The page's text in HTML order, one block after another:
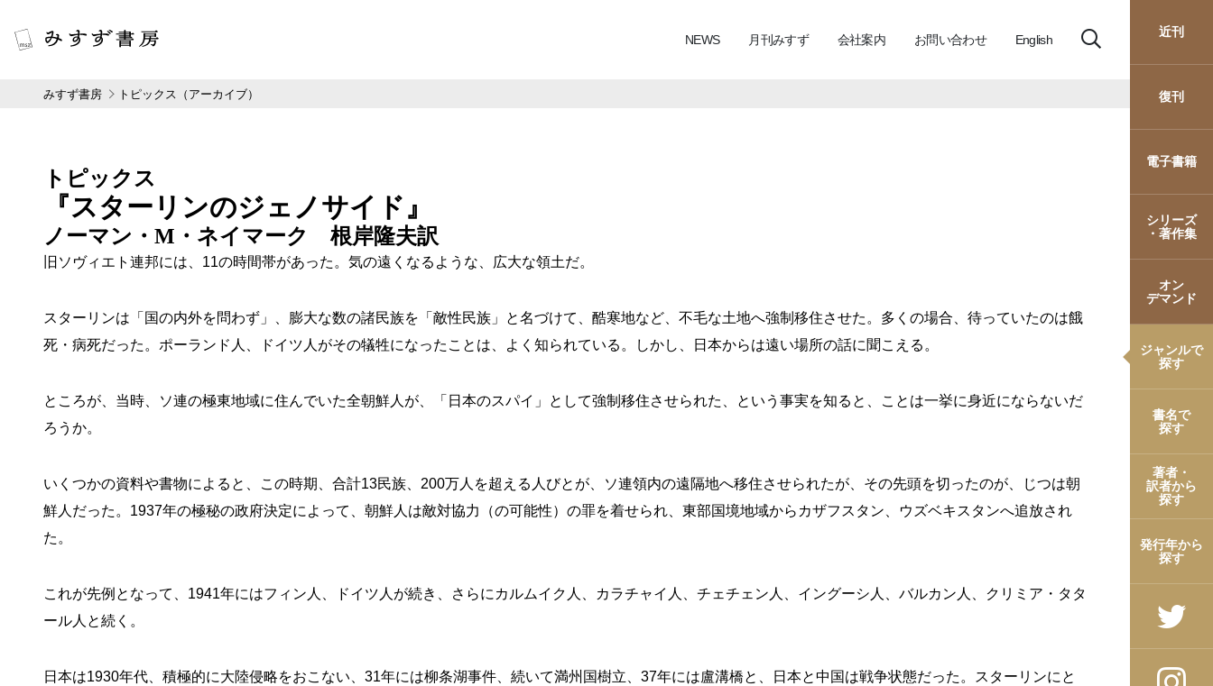
NEWS 月刊みすず 会社案内 お問い合わせ English
近刊
復刊
電子書籍
シリーズ
・著作集
オン
デマンド
ジャンルで
探す
書名で
探す
著者・
訳者から
探す
発行年から
探す
みすず書房 トピックス（アーカイブ）
トピックス
『スターリンのジェノサイド』
ノーマン・M・ネイマーク 根岸隆夫訳
旧ソヴィエト連邦には、11の時間帯があった。気の遠くなるような、広大な領土だ。
スターリンは「国の内外を問わず」、膨大な数の諸民族を「敵性民族」と名づけて、酷寒地など、不毛な土地へ強制移住させた。多くの場合、待っていたのは餓
死・病死だった。ポーランド人、ドイツ人がその犠牲になったことは、よく知られている。しかし、日本からは遠い場所の話に聞こえる。
ところが、当時、ソ連の極東地域に住んでいた全朝鮮人が、「日本のスパイ」として強制移住させられた、という事実を知ると、ことは一挙に身近にならないだ
ろうか。
いくつかの資料や書物によると、この時期、合計13民族、200万人を超える人びとが、ソ連領内の遠隔地へ移住させられたが、その先頭を切ったのが、じつは朝
鮮人だった。1937年の極秘の政府決定によって、朝鮮人は敵対協力（の可能性）の罪を着せられ、東部国境地域からカザフスタン、ウズベキスタンへ追放され
た。
これが先例となって、1941年にはフィン人、ドイツ人が続き、さらにカルムイク人、カラチャイ人、チェチェン人、イングーシ人、バルカン人、クリミア・タタ
ール人と続く。
日本は1930年代、積極的に大陸侵略をおこない、31年には柳条湖事件、続いて満州国樹立、37年には盧溝橋と、日本と中国は戦争状態だった。スターリンにと